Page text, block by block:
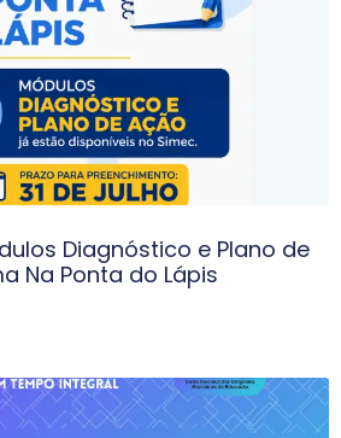
Diagnóstico e Plano de
Na Ponta do Lápis